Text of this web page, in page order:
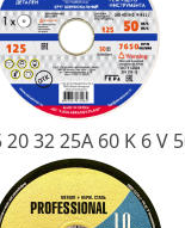
20 32 25А 60 K 6 V